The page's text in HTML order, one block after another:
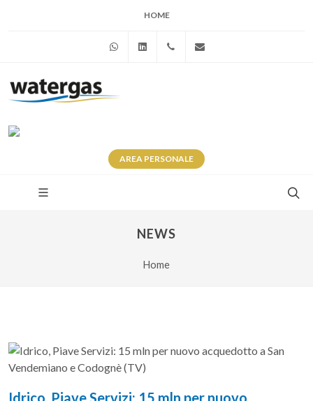
HOME
WhatsAppLinkedin+39 345 281 0246
AREA PERSONALE
NEWS
Home
Idrico, Piave Servizi: 15 mln per nuovo